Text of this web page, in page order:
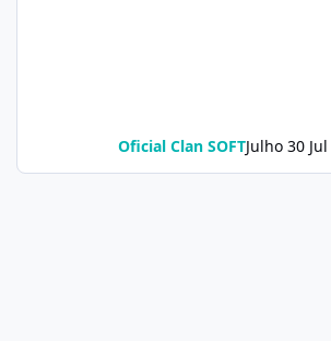
Oficial Clan SOFTJulho 30